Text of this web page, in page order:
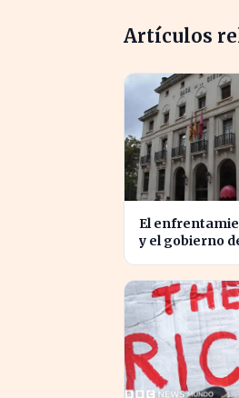
Artículos
El
y el gobierno